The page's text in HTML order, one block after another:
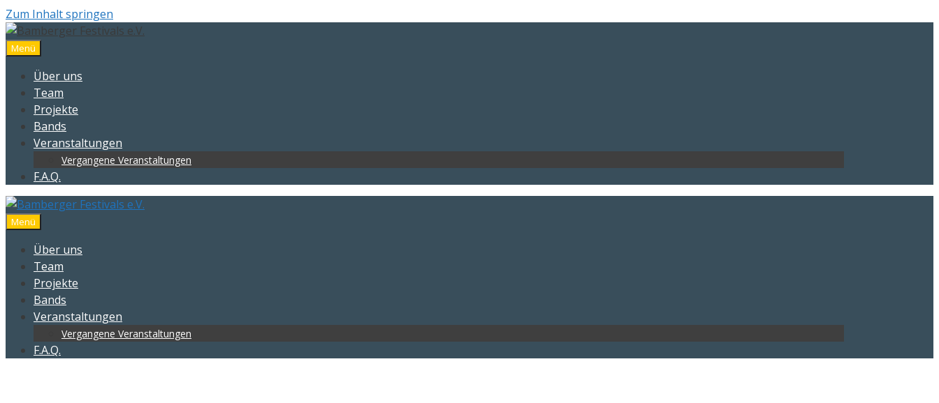
Zum Inhalt springen
Menü
Über uns
Team
Projekte
Bands
Veranstaltungen
Vergangene Veranstaltungen
F.A.Q.
Menü
Über uns
Team
Projekte
Bands
Veranstaltungen
Vergangene Veranstaltungen
F.A.Q.